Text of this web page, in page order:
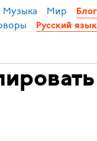
Музыка Мир Блог
Русский язык